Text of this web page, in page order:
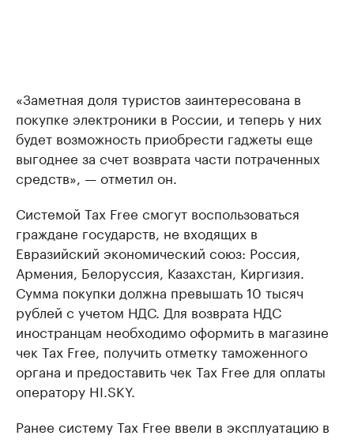
«Заметная доля туристов заинтересована в
покупке электроники в России, и теперь у них
будет возможность приобрести гаджеты еще
выгоднее за счет возврата части потраченных
средств», — отметил он.
Системой Tax Free смогут воспользоваться
граждане государств, не входящих в
Евразийский экономический союз: Россия,
Армения, Белоруссия, Казахстан, Киргизия.
Сумма покупки должна превышать 10 тысяч
рублей с учетом НДС. Для возврата НДС
иностранцам необходимо оформить в магазине
чек Tax Free, получить отметку таможенного
органа и предоставить чек Tax Free для оплаты
оператору HI.SKY.
Ранее систему Tax Free ввели в эксплуатацию в